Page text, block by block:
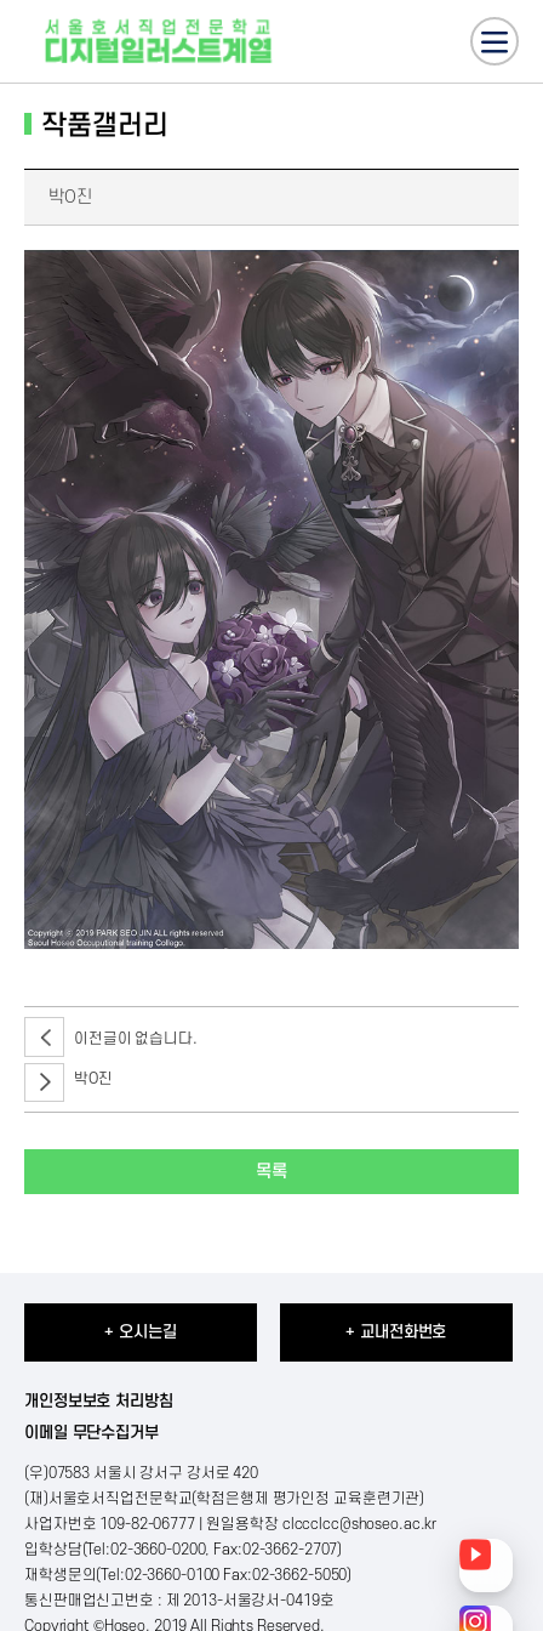
작품갤러리
박O진
이전글이 없습니다.
박O진
목록
+ 오시는길 + 교내전화번호
개인정보보호 처리방침
이메일 무단수집거부
(우)07583 서울시 강서구 강서로 420
(재)서울호서직업전문학교(학점은행제 평가인정 교육훈련기관)
사업자번호 109-82-06777 | 원일용학장 clccclcc@shoseo.ac.kr
입학상담(Tel:02-3660-0200, Fax:02-3662-2707)
재학생문의(Tel:02-3660-0100 Fax:02-3662-5050)
통신판매업신고번호 : 제 2013-서울강서-0419호
Copyright ©Hoseo. 2019 All Rights Reserved.